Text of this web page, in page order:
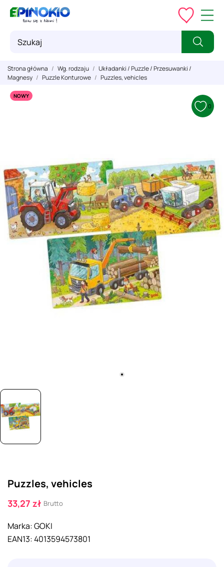
Strona główna Wg. rodzaju
Układanki / Puzzle / Przesuwanki /
Magnesy
Puzzle Konturowe Puzzles, vehicles
NOWY
0
Puzzles, vehicles
33,27 zł Brutto
Marka:GOKI
EAN13:4013594573801